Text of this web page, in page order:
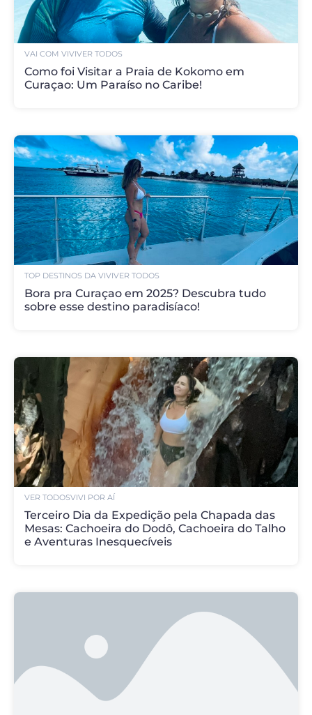
VAI COM VIVIVER TODOS
Como foi Visitar a Praia de Kokomo em
Curaçao: Um Paraíso no Caribe!
TOP DESTINOS DA VIVIVER TODOS
Bora pra Curaçao em 2025? Descubra tudo
sobre esse destino paradisíaco!
VER TODOSVIVI POR AÍ
Terceiro Dia da Expedição pela Chapada das
Mesas: Cachoeira do Dodô, Cachoeira do Talho
e Aventuras Inesquecíveis